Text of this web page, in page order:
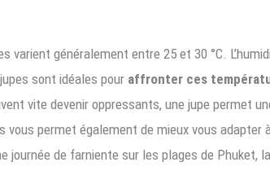
varient généralement entre 25 et 30 °C.
sont idéales pour affronter ces
vite devenir oppressants, une jupe permet
vous permet également de mieux vous
journée de farniente sur les plages de